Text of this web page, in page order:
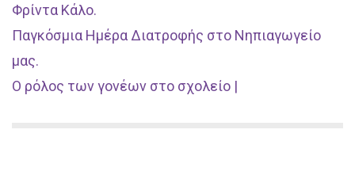
Φρίντα Κάλο.
Παγκόσμια Ημέρα Διατροφής στο Νηπιαγωγείο
μας.
Ο ρόλος των γονέων στο σχολείο |